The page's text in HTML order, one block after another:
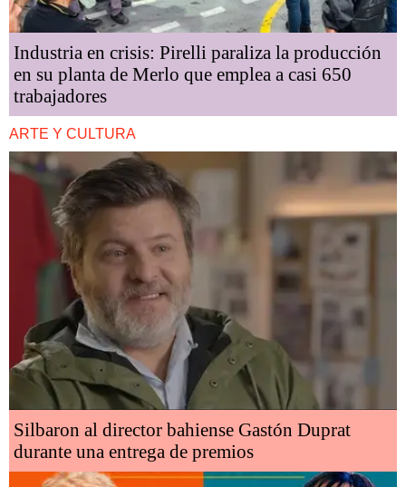
Industria en crisis: Pirelli paraliza la producción
en su planta de Merlo que emplea a casi 650
trabajadores
ARTE Y CULTURA
Silbaron al director bahiense Gastón Duprat
durante una entrega de premios